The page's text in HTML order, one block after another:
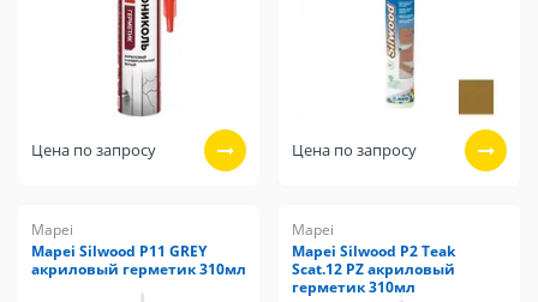
Цена по запросу Цена по запросу
Mapei
Mapei Silwood P11 GREY
акриловый герметик 310мл
Mapei
Mapei Silwood P2 Teak
Scat.12 PZ акриловый
герметик 310мл